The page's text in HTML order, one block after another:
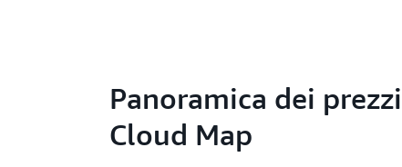
Panoramica dei
Cloud Map